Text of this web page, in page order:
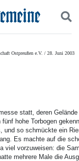
Ostpreußen e.V. / 28. Juni 2003
statt, deren
hohe Torbogen
und so schmückte ein
Es machte auf die
viel vorzuweisen: die
mehrere Male die